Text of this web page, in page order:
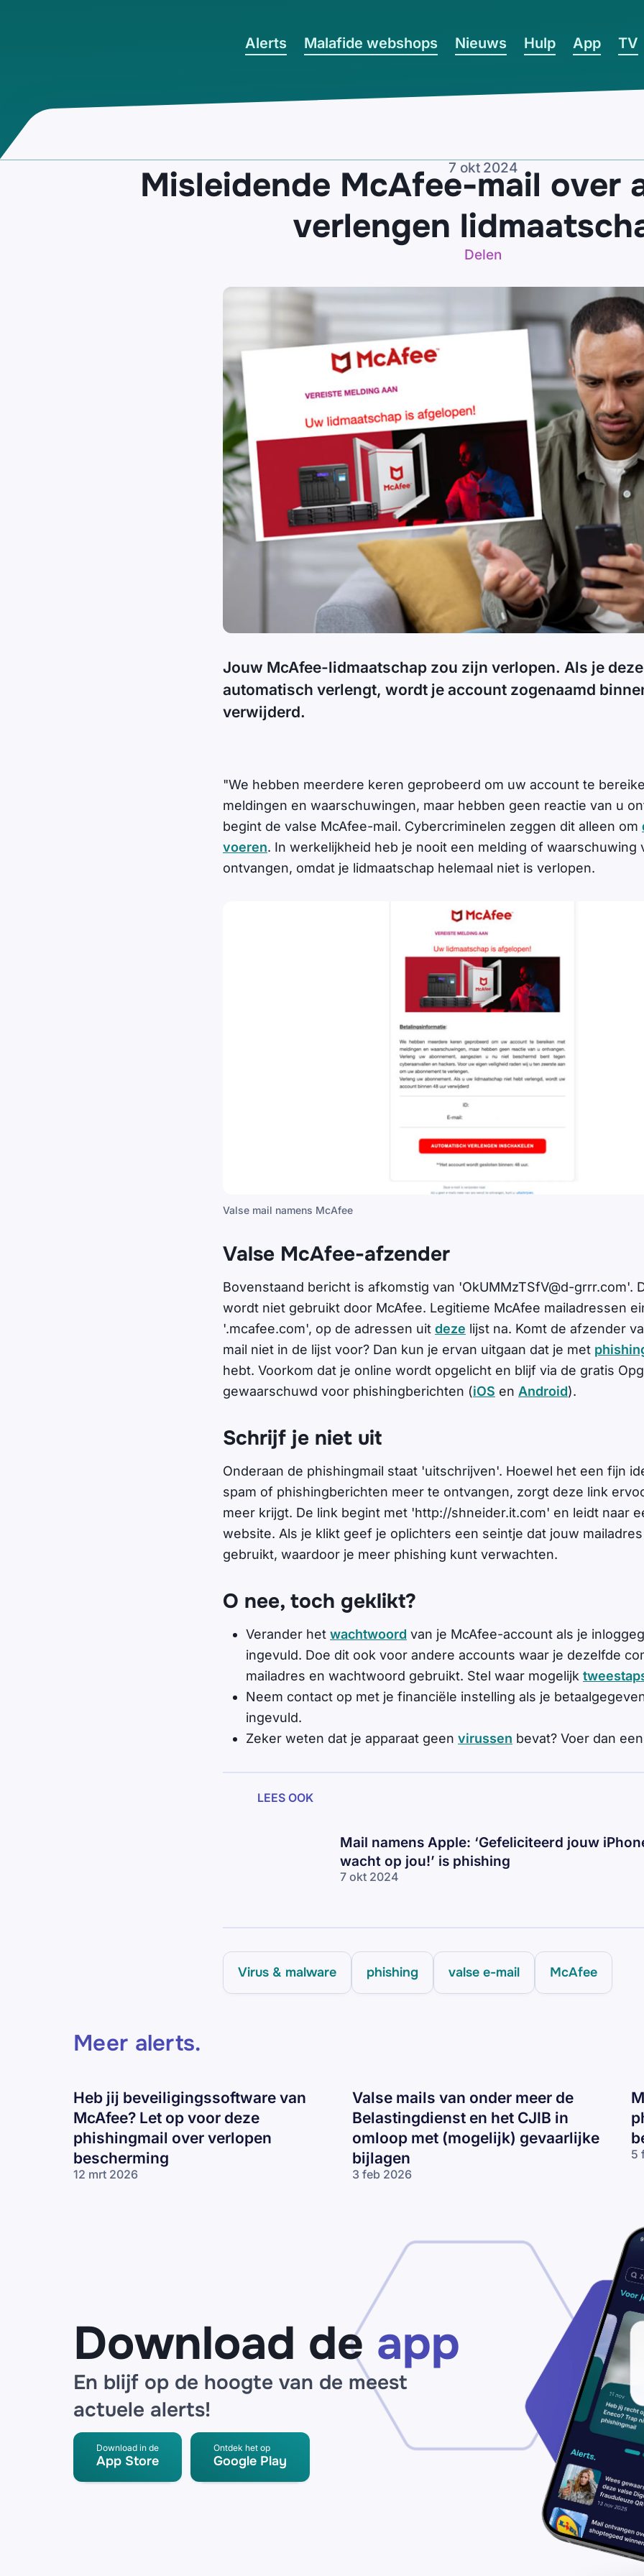
Alerts Malafide webshops Nieuws Hulp App TV
7 okt 2024
Misleidende McAfee-mail over
verlengen
Delen
Jouw McAfee-lidmaatschap zou zijn verlopen. Als je
automatisch verlengt, wordt je account zogenaamd
verwijderd.
"We hebben meerdere keren geprobeerd om uw account te
meldingen en waarschuwingen, maar hebben geen reactie van u
begint de valse McAfee-mail. Cybercriminelen zeggen dit alleen om
voeren. In werkelijkheid heb je nooit een melding of waarschuwing
ontvangen, omdat je lidmaatschap helemaal niet is verlopen.
Valse mail namens McAfee
Valse McAfee-afzender
Bovenstaand bericht is afkomstig van 'OkUMMzTSfV@d-grrr.com'.
wordt niet gebruikt door McAfee. Legitieme McAfee mailadressen
'.mcafee.com', op de adressen uit deze lijst na. Komt de afzender
mail niet in de lijst voor? Dan kun je ervan uitgaan dat je met
hebt. Voorkom dat je online wordt opgelicht en blijf via de gratis
gewaarschuwd voor phishingberichten (iOS en Android).
Schrijf je niet uit
Onderaan de phishingmail staat 'uitschrijven'. Hoewel het een fijn
spam of phishingberichten meer te ontvangen, zorgt deze link
meer krijgt. De link begint met 'http://shneider.it.com' en leidt naar
website. Als je klikt geef je oplichters een seintje dat jouw
gebruikt, waardoor je meer phishing kunt verwachten.
O nee, toch geklikt?
Verander het wachtwoord van je McAfee-account als je
ingevuld. Doe dit ook voor andere accounts waar je dezelfde
mailadres en wachtwoord gebruikt. Stel waar mogelijk
Neem contact op met je financiële instelling als je
ingevuld.
Zeker weten dat je apparaat geen virussen bevat? Voer dan
LEES OOK
Mail namens Apple: ‘Gefeliciteerd jouw
wacht op jou!’ is phishing
7 okt 2024
Virus & malware phishing valse e-mail McAfee
Meer alerts.
Heb jij beveiligingssoftware van
McAfee? Let op voor deze
phishingmail over verlopen
bescherming
12 mrt 2026
Valse mails van onder meer de
Belastingdienst en het CJIB in
omloop met (mogelijk) gevaarlijke
bijlagen
3 feb 2026
en het CJIB in
omloop met
(mogelijk)
gevaarlijke
bijlagen
5
Download de app
En blijf op de hoogte van de meest
actuele alerts!
Download in de
App Store
Ontdek het op
Google Play